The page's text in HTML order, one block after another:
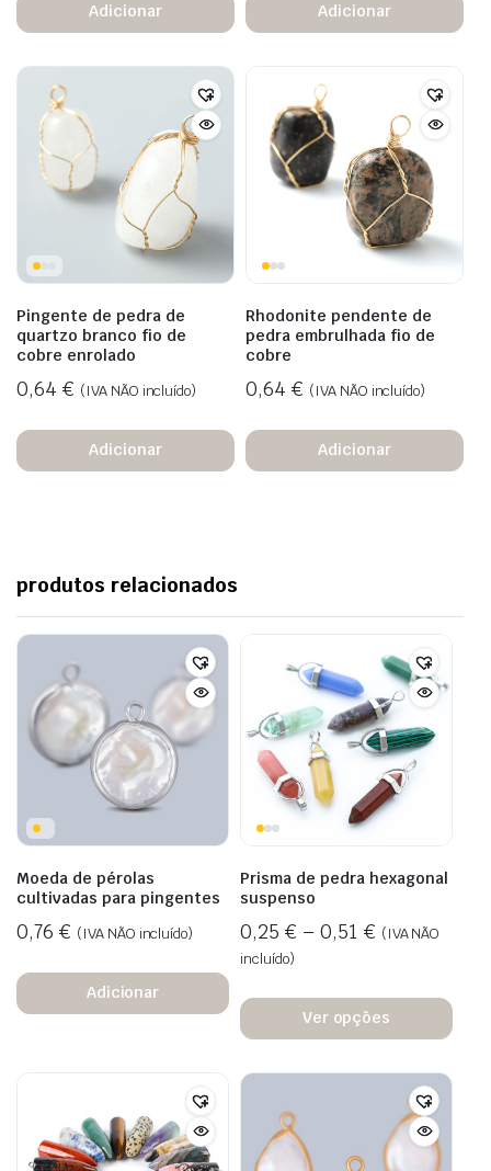
Adicionar Adicionar
Pingente de pedra de
quartzo branco fio de
cobre enrolado
0,64 € (IVA NÃO incluído)
Adicionar
Rhodonite pendente de
pedra embrulhada fio de
cobre
0,64 € (IVA NÃO incluído)
Adicionar
produtos relacionados
Moeda de pérolas
cultivadas para pingentes
0,76 € (IVA NÃO incluído)
Adicionar
Prisma de pedra hexagonal
suspenso
0,25 € – 0,51 € (IVA NÃO
incluído)
Ver opções